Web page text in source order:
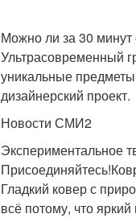
Можно ли за 30 минут
Ультрасовременный
уникальные
дизайнерский проект.
Новости СМИ2
Экспериментальное
Гладкий ковер с
всё потому, что